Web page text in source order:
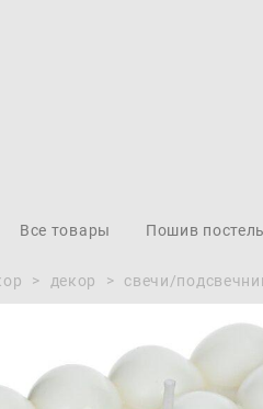
Все товары Пошив
> декор > свечи/